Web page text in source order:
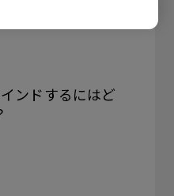
ンドするにはど